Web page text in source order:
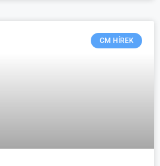
CM HÍREK